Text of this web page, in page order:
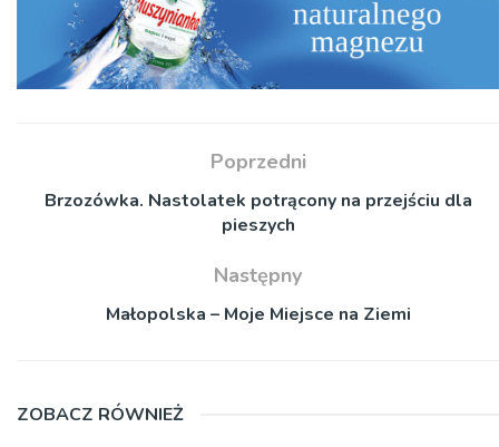
Poprzedni
Brzozówka. Nastolatek potrącony na przejściu dla
pieszych
Następny
Małopolska – Moje Miejsce na Ziemi
ZOBACZ RÓWNIEŻ